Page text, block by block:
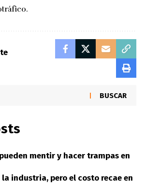
BUSCAR
mentir y hacer trampas en
la industria, pero el costo recae en